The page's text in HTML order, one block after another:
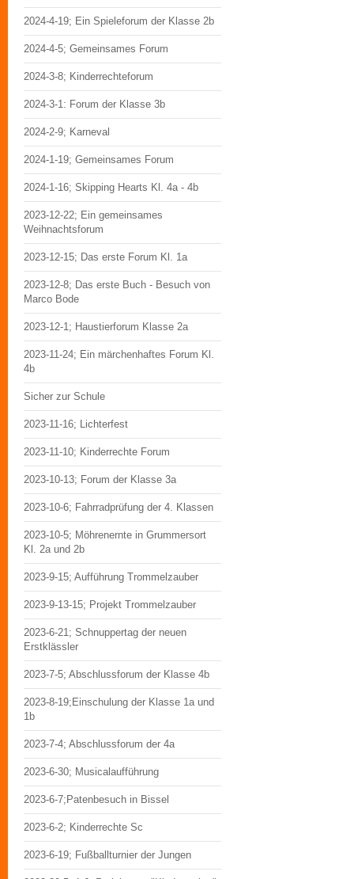
2024-4-19; Ein Spieleforum der Klasse 2b
2024-4-5; Gemeinsames Forum
2024-3-8; Kinderrechteforum
2024-3-1: Forum der Klasse 3b
2024-2-9; Karneval
2024-1-19; Gemeinsames Forum
2024-1-16; Skipping Hearts Kl. 4a - 4b
2023-12-22; Ein gemeinsames
Weihnachtsforum
2023-12-15; Das erste Forum Kl. 1a
2023-12-8; Das erste Buch - Besuch von
Marco Bode
2023-12-1; Haustierforum Klasse 2a
2023-11-24; Ein märchenhaftes Forum Kl.
4b
Sicher zur Schule
2023-11-16; Lichterfest
2023-11-10; Kinderrechte Forum
2023-10-13; Forum der Klasse 3a
2023-10-6; Fahrradprüfung der 4. Klassen
2023-10-5; Möhrenernte in Grummersort
Kl. 2a und 2b
2023-9-15; Aufführung Trommelzauber
2023-9-13-15; Projekt Trommelzauber
2023-6-21; Schnuppertag der neuen
Erstklässler
2023-7-5; Abschlussforum der Klasse 4b
2023-8-19;Einschulung der Klasse 1a und
1b
2023-7-4; Abschlussforum der 4a
2023-6-30; Musicalaufführung
2023-6-7;Patenbesuch in Bissel
2023-6-2; Kinderrechte Sc
2023-6-19; Fußballturnier der Jungen